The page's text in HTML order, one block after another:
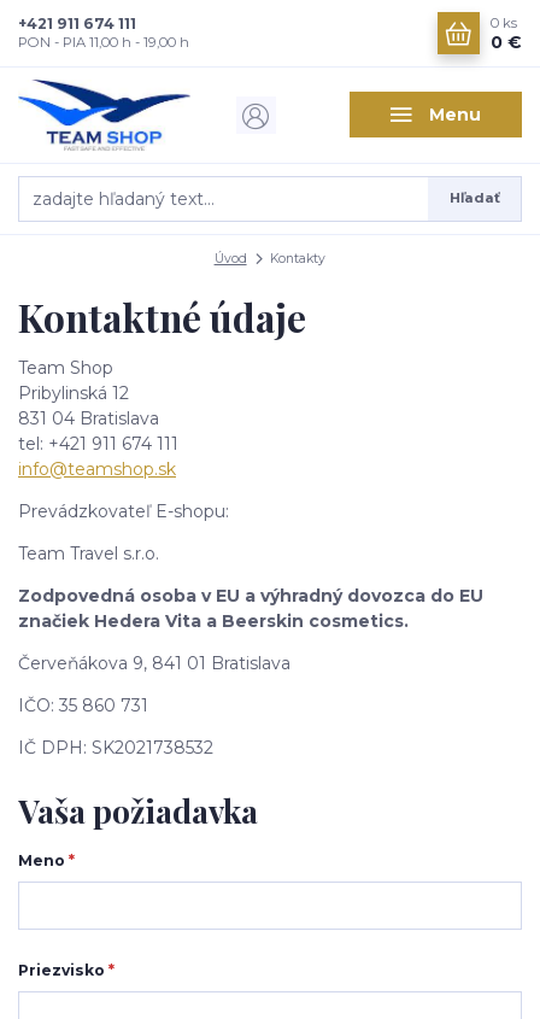
Menu
Hľadať
+421 911 674 111
PON - PIA 11,00 h - 19,00 h
0 ks
0 €
Úvod Kontakty
Kontaktné údaje
Team Shop
Pribylinská 12
831 04 Bratislava
tel: +421 911 674 111
info@teamshop.sk
Prevádzkovateľ E-shopu:
Team Travel s.r.o.
Zodpovedná osoba v EU a výhradný dovozca do EU
značiek Hedera Vita a Beerskin cosmetics.
Červeňákova 9, 841 01 Bratislava
IČO: 35 860 731
IČ DPH: SK2021738532
Vaša požiadavka
Meno *
Priezvisko *